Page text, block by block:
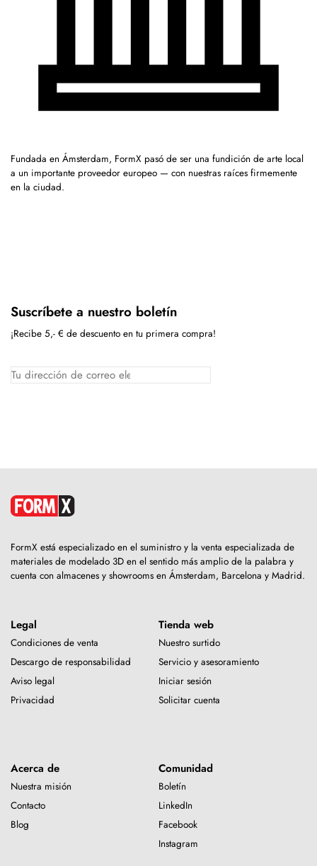
Fundada en Ámsterdam, FormX pasó de ser una fundición de arte local
a un importante proveedor europeo — con nuestras raíces firmemente
en la ciudad.
Suscríbete a nuestro boletín
¡Recibe 5,- € de descuento en tu primera compra!
FormX está especializado en el suministro y la venta especializada de
materiales de modelado 3D en el sentido más amplio de la palabra y
cuenta con almacenes y showrooms en Ámsterdam, Barcelona y Madrid.
Legal
Condiciones de venta
Descargo de responsabilidad
Aviso legal
Privacidad
Tienda web
Nuestro surtido
Servicio y asesoramiento
Iniciar sesión
Solicitar cuenta
Acerca de
Nuestra misión
Contacto
Blog
Comunidad
Boletín
LinkedIn
Facebook
Instagram